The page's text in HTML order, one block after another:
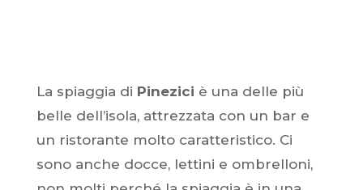
La spiaggia di Pinezici è una delle più
belle dell’isola, attrezzata con un bar e
un ristorante molto caratteristico. Ci
sono anche docce, lettini e ombrelloni,